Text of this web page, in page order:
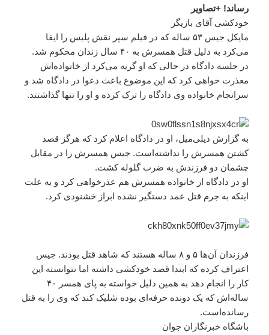
رساند! +تصاویر
خودکشی آقای بازیگر
مایکل جیس ۵۳ ساله که در فیلم سپر نقش پلیس را ایفا
می‌کرد به دلیل قتل همسرش به ۴۰ سال زندان محکوم شد.
در جلسه دادگاه در حالی که او گریه می‌کرد از خانواده‌اش
معذرت خواهی کرد که این موضوع باعث دعوا در دادگاه شد و
سرانجام خانواده وی دادگاه را ترک کرده و او را تنها گذاشتند.
به گزارش دیلی‌میل، او در دادگاه اعلام کرد که هرگز قصد
کشتن همسرش را نداشته‌است. جیس همسرش را در مقابل
چشمان دو فرزندش به ضرب گلوله کشت.
او در دادگاه از خانواده همسرش هم عذرخواهی کرد و به علت
اینکه به جرم قتل عمد دستگیر نشده ابراز خشنودی کرد.
فرزندان آن‌ها ۵ و ۸ ساله هستند که شاهد قتل بودند. جیس
اعتراف کرده که ابندا قصد خودکشی داشته اما نتوانسته این
کار را انجام دهد به همین دلیل خواسته به پای همسر ۴۰
ساله‌اش که یک دونده حرفه‌ای بوده شلیک کند که وی را به قتل
رسانده‌است.
باشگاه خبرنگاران جوان